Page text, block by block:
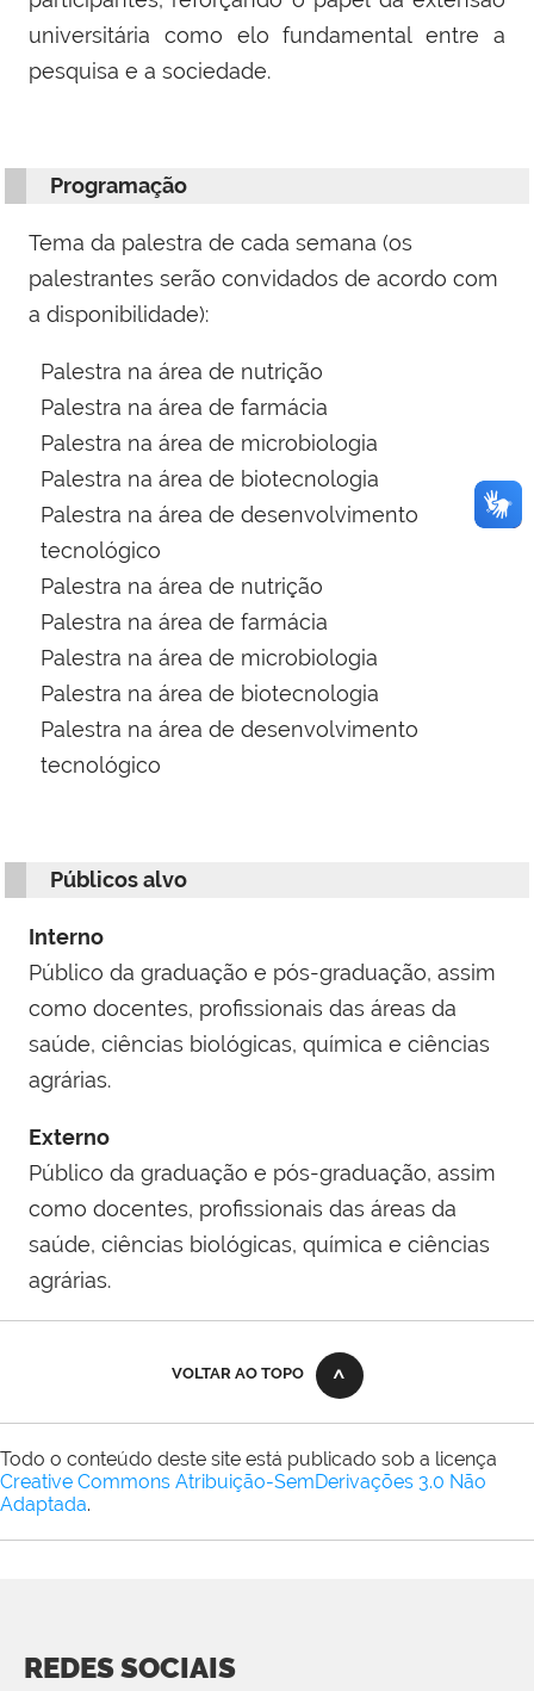
universitária como elo fundamental entre a
pesquisa e a sociedade.
Programação
Tema da palestra de cada semana (os
palestrantes serão convidados de acordo com
a disponibilidade):
Palestra na área de nutrição
Palestra na área de farmácia
Palestra na área de microbiologia
Palestra na área de biotecnologia
Palestra na área de desenvolvimento
tecnológico
Palestra na área de nutrição
Palestra na área de farmácia
Palestra na área de microbiologia
Palestra na área de biotecnologia
Palestra na área de desenvolvimento
tecnológico
Públicos alvo
Interno
Público da graduação e pós-graduação, assim
como docentes, profissionais das áreas da
saúde, ciências biológicas, química e ciências
agrárias.
Externo
Público da graduação e pós-graduação, assim
como docentes, profissionais das áreas da
saúde, ciências biológicas, química e ciências
agrárias.
VOLTAR AO TOPO
Todo o conteúdo deste site está publicado sob a licença
Creative Commons Atribuição-SemDerivações 3.0 Não
Adaptada.
REDES SOCIAIS